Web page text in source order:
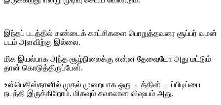
இந்தப் படத்தில் சண்டைக் காட்சிகளை பொறுத்தவரை சூப்பர் வுமன்
படம் அளவிற்கு இல்லை.
மிக இயல்பாக அந்த சூழ்நிலைக்கு என்ன தேவையோ அது மட்டும்
தான் கொடுத்திருப்பேன்.
உஸ்பெகிஸ்தானில் முதல் முறையாக ஒரு படத்தின் படப்பிடிப்பை
நடத்தி இருக்கிறோம். மிகவும் சவாலான விஷயம் அது.